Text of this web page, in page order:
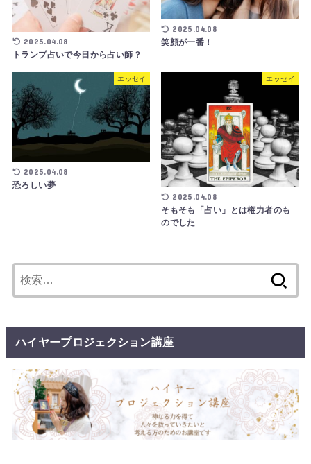
2025.04.08
トランプ占いで今日から占い師？
2025.04.08
笑顔が一番！
エッセイ
2025.04.08
恐ろしい夢
エッセイ
2025.04.08
そもそも「占い」とは権力者のも
のでした
ハイヤープロジェクション講座